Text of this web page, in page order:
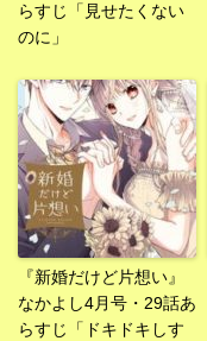
らすじ「見せたくない
のに」
『新婚だけど片想い』
なかよし4月号・29話あ
らすじ「ドキドキしす